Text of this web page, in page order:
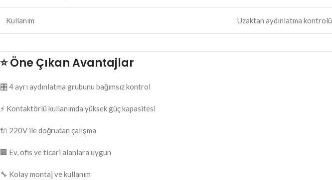
Kullanım Uzaktan aydınlatma kontrolü
⭐ Öne Çıkan Avantajlar
🎛️ 4 ayrı aydınlatma grubunu bağımsız kontrol
⚡ Kontaktörlü kullanımda yüksek güç kapasitesi
🔌 220V ile doğrudan çalışma
🏢 Ev, ofis ve ticari alanlara uygun
🔧 Kolay montaj ve kullanım